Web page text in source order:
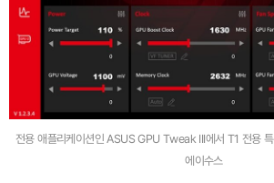
전용 애플리케이션인 ASUS GPU Tweak III에서 T1 전용
에이수스